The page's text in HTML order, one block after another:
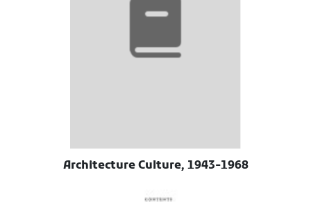
Architecture Culture, 1943-1968